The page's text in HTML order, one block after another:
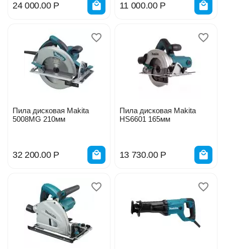
24 000.00 Р 11 000.00 Р
Пила дисковая Makita
5008MG 210мм
32 200.00 Р
Пила дисковая Makita
HS6601 165мм
13 730.00 Р